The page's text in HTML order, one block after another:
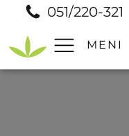
051/220-321
MENI